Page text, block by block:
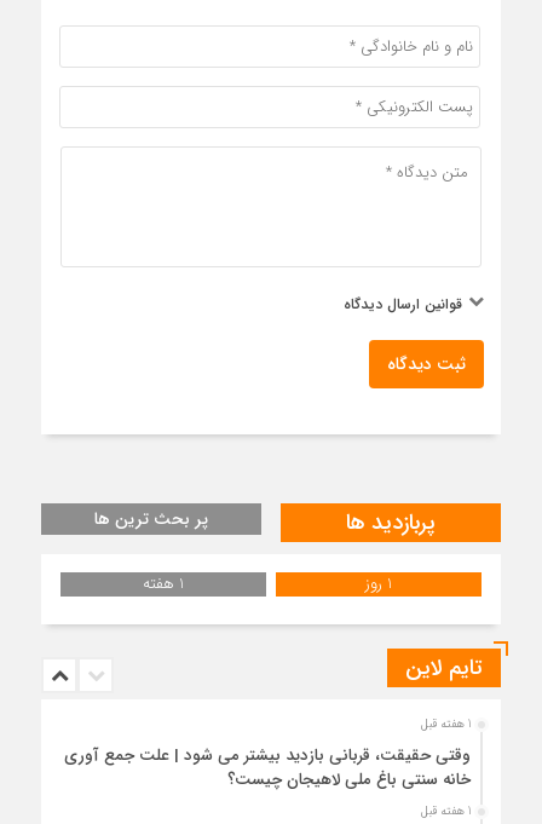
قوانین ارسال دیدگاه
ثبت دیدگاه
پربازدید ها پر بحث ترین ها
1 روز 1 هفته
تایم لاین
1 هفته قبل
وقتی حقیقت، قربانی بازدید بیشتر می شود | علت جمع آوری
خانه سنتی باغ ملی لاهیجان چیست؟
1 هفته قبل